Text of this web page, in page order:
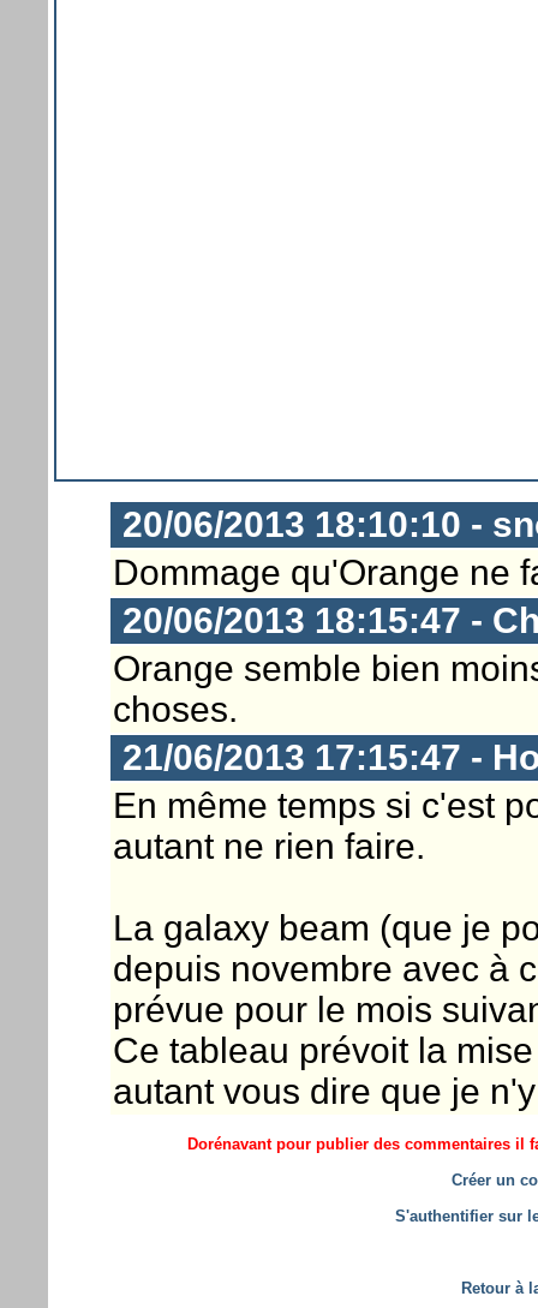
20/06/2013 18:10:10 -
Dommage qu'Orange ne
20/06/2013 18:15:47 -
Orange semble bien
choses.
21/06/2013 17:15:47 -
En même temps si c'est
autant ne rien faire.
La galaxy beam (que je
depuis novembre avec à
prévue pour le mois
Ce tableau prévoit la
autant vous dire que je
Dorénavant pour publier des commentaires il
Créer un
S'authentifier sur
Retour à